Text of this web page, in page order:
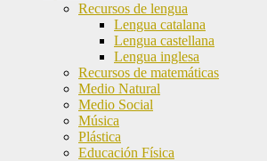
Recursos de lengua
Lengua catalana
Lengua castellana
Lengua inglesa
Recursos de matemáticas
Medio Natural
Medio Social
Música
Plástica
Educación Física